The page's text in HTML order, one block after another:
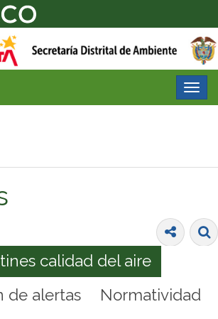
calidad del aire
de alertas
Normatividad